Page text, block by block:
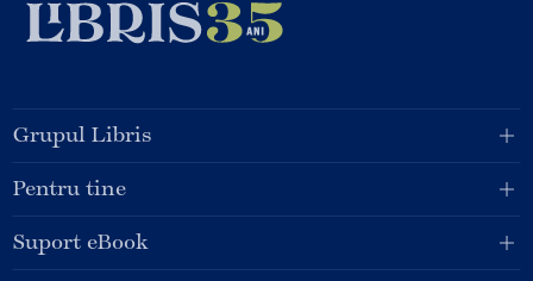
Grupul Libris
Pentru tine
Suport eBook